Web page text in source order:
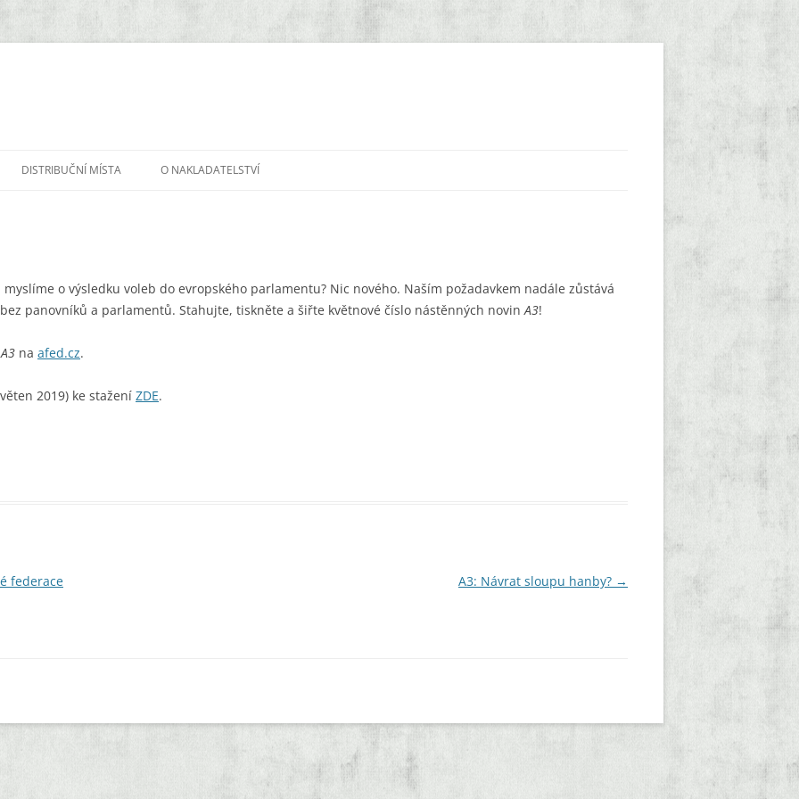
DISTRIBUČNÍ MÍSTA O NAKLADATELSTVÍ
myslíme o výsledku voleb do evropského parlamentu? Nic nového. Naším požadavkem nadále zůstává
panovníků a parlamentů. Stahujte, tiskněte a šiřte květnové číslo nástěnných novinA3!
A3 na afed.cz.
2019) ke stažení ZDE.
federace A3: Návrat sloupu hanby? →